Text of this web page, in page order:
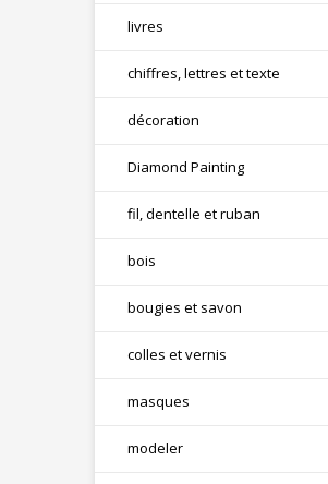
livres
chiffres, lettres et texte
décoration
Diamond Painting
fil, dentelle et ruban
bois
bougies et savon
colles et vernis
masques
modeler